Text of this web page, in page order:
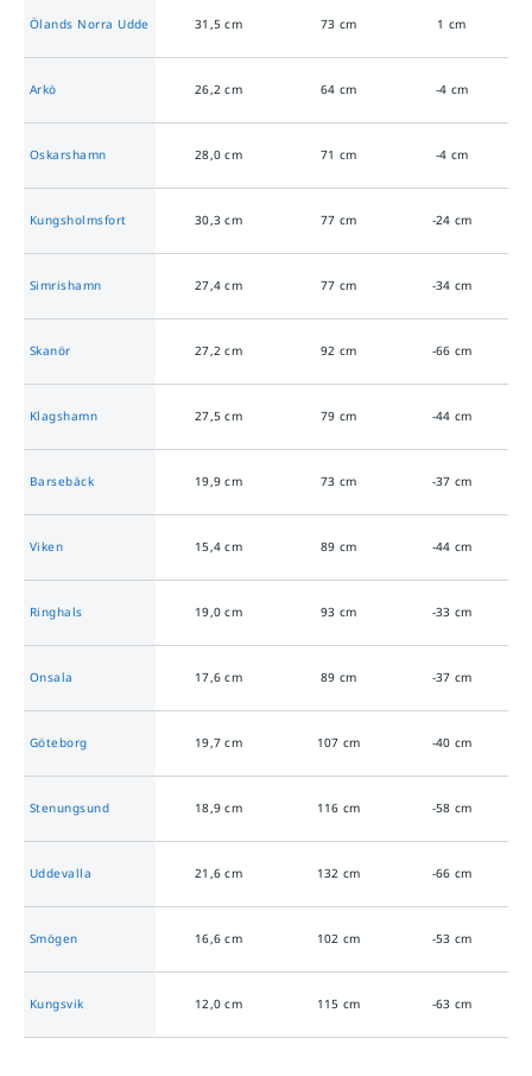
Ölands Norra Udde 31,5 cm 73 cm 1 cm
Arkö 26,2 cm 64 cm -4 cm
Oskarshamn 28,0 cm 71 cm -4 cm
Kungsholmsfort 30,3 cm 77 cm -24 cm
Simrishamn 27,4 cm 77 cm -34 cm
Skanör 27,2 cm 92 cm -66 cm
Klagshamn 27,5 cm 79 cm -44 cm
Barsebäck 19,9 cm 73 cm -37 cm
Viken 15,4 cm 89 cm -44 cm
Ringhals 19,0 cm 93 cm -33 cm
Onsala 17,6 cm 89 cm -37 cm
Göteborg 19,7 cm 107 cm -40 cm
Stenungsund 18,9 cm 116 cm -58 cm
Uddevalla 21,6 cm 132 cm -66 cm
Smögen 16,6 cm 102 cm -53 cm
Kungsvik 12,0 cm 115 cm -63 cm